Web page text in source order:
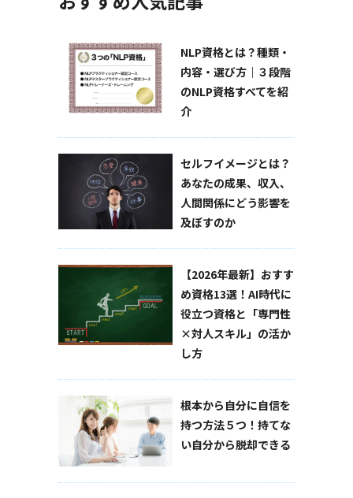
NLP資格とは？種類・
内容・選び方｜３段階
のNLP資格すべてを紹
介
セルフイメージとは？
あなたの成果、収入、
人間関係にどう影響を
及ぼすのか
【2026年最新】おすす
め資格13選！AI時代に
役立つ資格と「専門性
×対人スキル」の活か
し方
根本から自分に自信を
持つ方法５つ！持てな
い自分から脱却できる